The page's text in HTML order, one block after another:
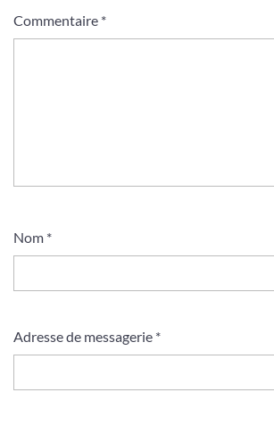
Commentaire *
Nom *
Adresse de messagerie *